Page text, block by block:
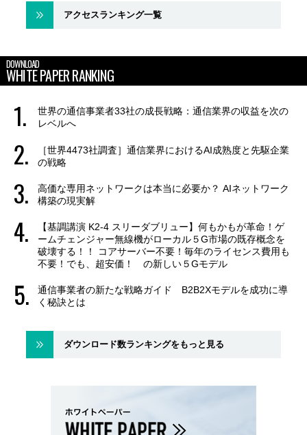
アクセスランキング一覧
DOWNLOAD
WHITE PAPER RANKING
世界の通信事業者33社の成長戦略：通信業界の収益を次の
レベルへ
［世界4473社調査］通信業界におけるAI成熟度と先駆企業
の戦略
高価な専用ネットワークは本当に必要か？ AIネットワーク
構築の現実解
【基調講演 K2-4 スリーダブリュー】何もかもが革命！ゲ
ームチェンジャー無線機がローカル５G市場の既存概念を
破壊する！！ コアサーバー不要！毎年のライセンス費用も
不要！でも、超安価！ の新しい５Gモデル
通信事業者の新たな戦略ガイド B2B2Xモデルを成功に導
く秘訣とは
ダウンロード数ランキングをもっと見る